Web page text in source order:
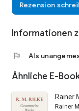
Rezension
Informationen
flag Als
Ähnliche E-
Rainer
Rainer